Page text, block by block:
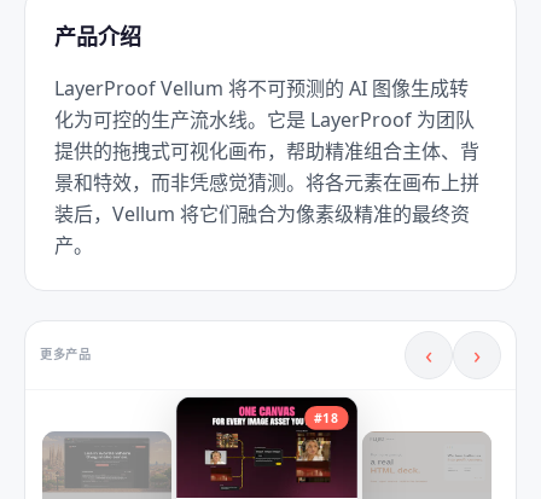
产品介绍
LayerProof Vellum 将不可预测的 AI 图像生成转
化为可控的生产流水线。它是 LayerProof 为团队
提供的拖拽式可视化画布，帮助精准组合主体、背
景和特效，而非凭感觉猜测。将各元素在画布上拼
装后，Vellum 将它们融合为像素级精准的最终资
产。
更多产品 ‹ ›
#18